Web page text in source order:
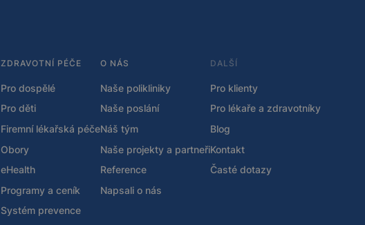
ZDRAVOTNÍ PÉČE
Pro dospělé
Pro děti
Firemní lékařská péče
Obory
eHealth
Programy a ceník
Systém prevence
O NÁS
Naše polikliniky
Naše poslání
Náš tým
Naše projekty a partneři
Reference
Napsali o nás
DALŠÍ
Pro klienty
Pro lékaře a zdravotníky
Blog
Kontakt
Časté dotazy